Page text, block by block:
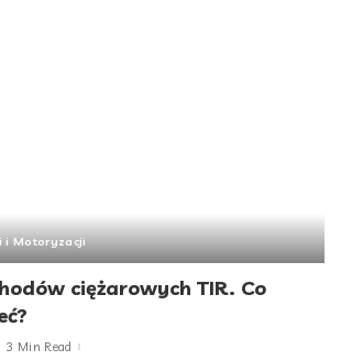
i Motoryzacji
ciężarowych TIR. Co
3 Min Read